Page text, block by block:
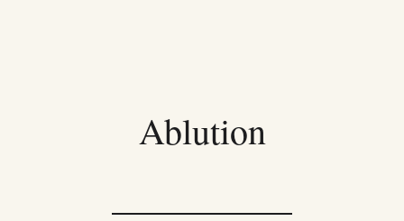
Ablution